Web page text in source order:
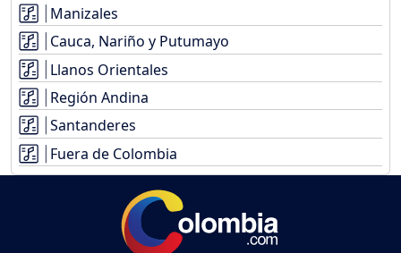
Manizales
Cauca, Nariño y Putumayo
Llanos Orientales
Región Andina
Santanderes
Fuera de Colombia